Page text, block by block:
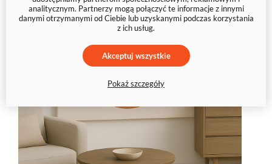
analitycznym. Partnerzy mogą połączyć te informacje z innymi
danymi otrzymanymi od Ciebie lub uzyskanymi podczas korzystania
z ich usług.
Akceptuj wszystkie
Pokaż szczegóły